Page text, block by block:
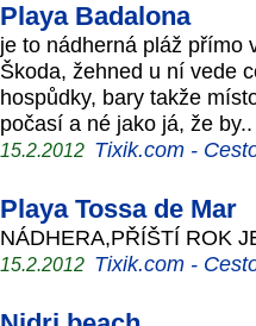
Playa Badalona
je to nádherná pláž přímo
Škoda, žehned u ní vede
hospůdky, bary takže
počasí a né jako já, že by..
15.2.2012 Tixik.com -
Playa Tossa de Mar
NÁDHERA,PŘÍŠTÍ ROK
15.2.2012 Tixik.com -